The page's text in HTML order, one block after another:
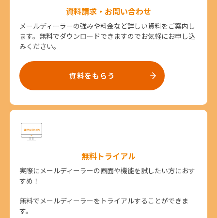
資料請求・お問い合わせ
メールディーラーの強みや料金など詳しい資料をご案内し
ます。無料でダウンロードできますのでお気軽にお申し込
みください。
資料をもらう
無料トライアル
実際にメールディーラーの画面や機能を試したい方におす
すめ！
無料でメールディーラーをトライアルすることができま
す。